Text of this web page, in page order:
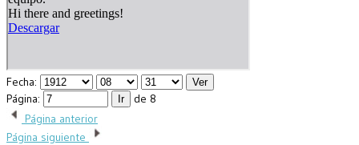
Fecha:
Página:
de 8
Página anterior
Página siguiente